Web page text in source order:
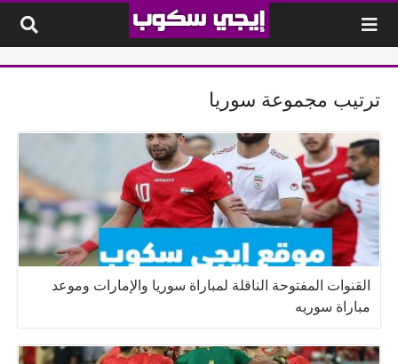
ترتيب مجموعة سوريا
القنوات المفتوحة الناقلة لمباراة سوريا والإمارات وموعد
مباراة سوريه